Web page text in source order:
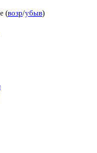
(возр/убыв)